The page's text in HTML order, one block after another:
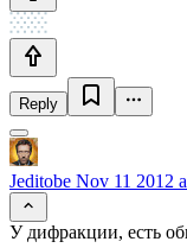
Reply
Jeditobe Nov 11 2012
У дифракции, есть